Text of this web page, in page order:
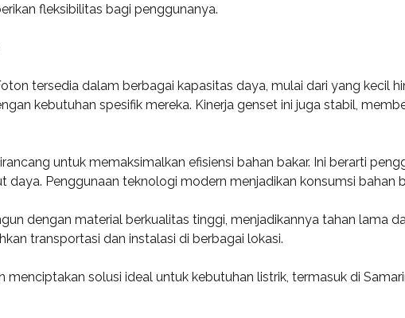
fleksibilitas bagi penggunanya.
tersedia dalam berbagai kapasitas daya, mulai dari yang kecil
kebutuhan spesifik mereka. Kinerja genset ini juga stabil,
untuk memaksimalkan efisiensi bahan bakar. Ini berarti
Penggunaan teknologi modern menjadikan konsumsi bahan
dengan material berkualitas tinggi, menjadikannya tahan lama
transportasi dan instalasi di berbagai lokasi.
solusi ideal untuk kebutuhan listrik, termasuk di